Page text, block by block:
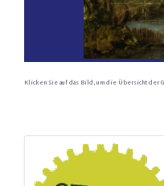
Klicken Sie auf das Bild, um die Übersicht der